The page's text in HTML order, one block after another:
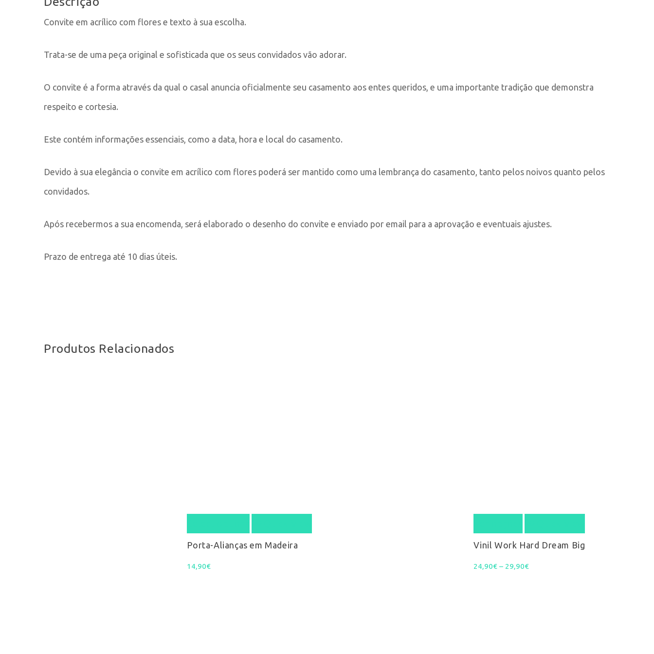
Convite em acrílico com flores e texto à sua escolha.
Trata-se de uma peça original e sofisticada que os seus convidados vão adorar.
O convite é a forma através da qual o casal anuncia oficialmente seu casamento aos entes queridos, e uma importante tradição que demonstra
respeito e cortesia.
Este contém informações essenciais, como a data, hora e local do casamento.
Devido à sua elegância o convite em acrílico com flores poderá ser mantido como uma lembrança do casamento, tanto pelos noivos quanto pelos
convidados.
Após recebermos a sua encomenda, será elaborado o desenho do convite e enviado por email para a aprovação e eventuais ajustes.
Prazo de entrega até 10 dias úteis.
Produtos Relacionados
Porta-Alianças em Madeira
14,90€
This
product
multiple
Vinil Work Hard Dream Big
24,90€ – 29,90€Price